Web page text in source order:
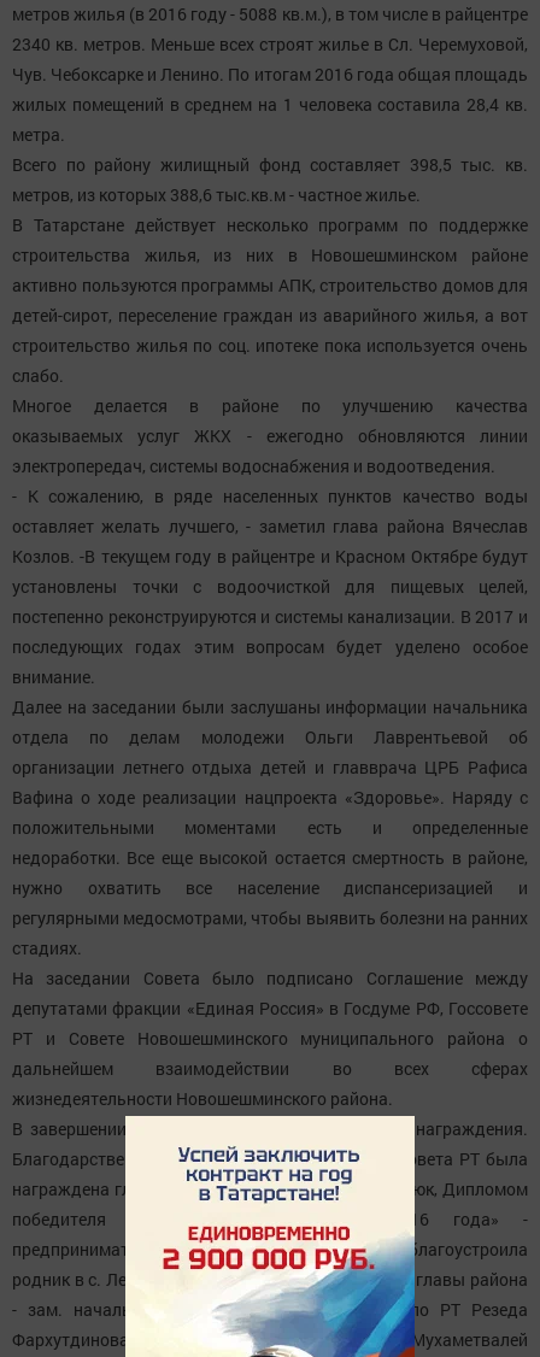
метров жилья (в 2016 году - 5088 кв.м.), в том числе в райцентре
2340 кв. метров. Меньше всех строят жилье в Сл. Черемуховой,
Чув. Чебоксарке и Ленино. По итогам 2016 года общая площадь
жилых помещений в среднем на 1 человека составила 28,4 кв.
метра.
Всего по району жилищный фонд составляет 398,5 тыс. кв.
метров, из которых 388,6 тыс.кв.м - частное жилье.
В Татарстане действует несколько программ по поддержке
строительства жилья, из них в Новошешминском районе
активно пользуются программы АПК, строительство домов для
детей-сирот, переселение граждан из аварийного жилья, а вот
строительство жилья по соц. ипотеке пока используется очень
слабо.
Многое делается в районе по улучшению качества
оказываемых услуг ЖКХ - ежегодно обновляются линии
электропередач, системы водоснабжения и водоотведения.
- К сожалению, в ряде населенных пунктов качество воды
оставляет желать лучшего, - заметил глава района Вячеслав
Козлов. -В текущем году в райцентре и Красном Октябре будут
установлены точки с водоочисткой для пищевых целей,
постепенно реконструируются и системы канализации. В 2017 и
последующих годах этим вопросам будет уделено особое
внимание.
Далее на заседании были заслушаны информации начальника
отдела по делам молодежи Ольги Лаврентьевой об
организации летнего отдыха детей и главврача ЦРБ Рафиса
Вафина о ходе реализации нацпроекта «Здоровье». Наряду с
положительными моментами есть и определенные
недоработки. Все еще высокой остается смертность в районе,
нужно охватить все население диспансеризацией и
регулярными медосмотрами, чтобы выявить болезни на ранних
стадиях.
На заседании Совета было подписано Соглашение между
депутатами фракции «Единая Россия» в Госдуме РФ, Госсовете
РТ и Совете Новошешминского муниципального района о
дальнейшем взаимодействии во всех сферах
жизнедеятельности Новошешминского района.
В завершении заседания состоялась церемония награждения.
Благодарственным письмом Председателя Госсовета РТ была
награждена глава Архангельского СП Нина Сердюк, Дипломом
победителя конкурса «Благотворитель 2016 года» -
предприниматель Людмила Арбузова (она благоустроила
родник в с. Ленино), Благодарственным письмом главы района
- зам. начальника отдела МРИ ФНС России по РТ Резеда
Фархутдинова. Награды им вручили Мухаметвалей